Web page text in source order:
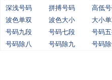
深浅号码
拼搏号码 高低
波色单双
波色大小 大小
号码九段
号码七段 号码
号码除八
号码除九 号码